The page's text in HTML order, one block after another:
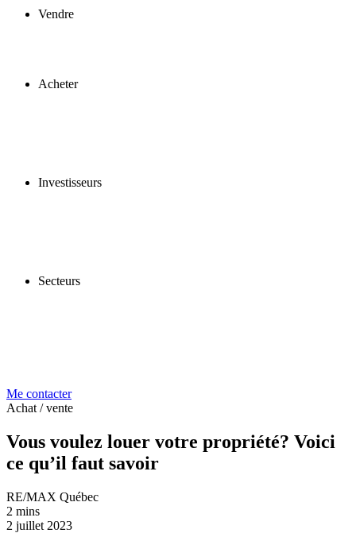
Vendre
Acheter
Investisseurs
Secteurs
Me contacter
Achat / vente
Vous voulez louer votre propriété? Voici
ce qu’il faut savoir
RE/MAX Québec
2 mins
2 juillet 2023